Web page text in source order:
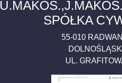
SPÓŁKA
55-010
UL.